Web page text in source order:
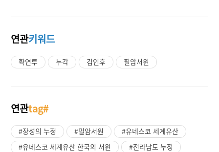
연관키워드
확연루 누각 김인후 필암서원
연관tag#
#장성의 누정 #필암서원
#유네스코 세계유산
#유네스코 세계유산 한국의 서원
#전라남도 누정